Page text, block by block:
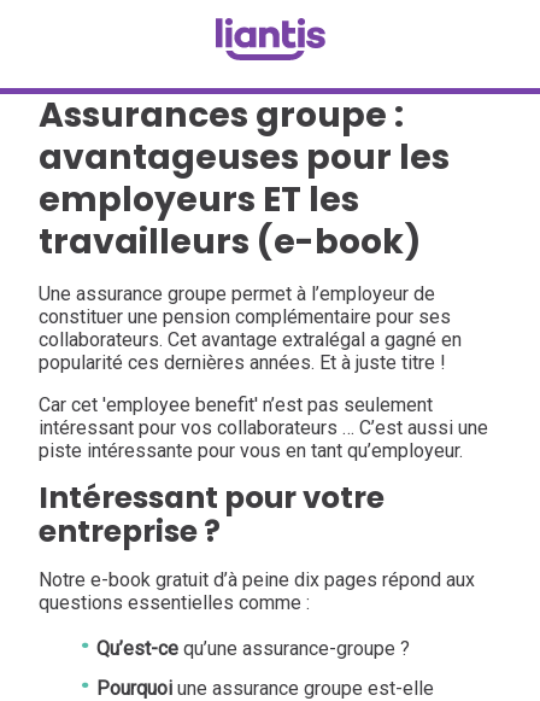
Assurances groupe :
avantageuses pour les
employeurs ET les
travailleurs (e-book)
Une assurance groupe permet à l’employeur de
constituer une pension complémentaire pour ses
collaborateurs. Cet avantage extralégal a gagné en
popularité ces dernières années. Et à juste titre !
Car cet 'employee benefit' n’est pas seulement
intéressant pour vos collaborateurs … C’est aussi une
piste intéressante pour vous en tant qu’employeur.
Intéressant pour votre
entreprise ?
Notre e-book gratuit d’à peine dix pages répond aux
questions essentielles comme :
Qu’est-ce qu’une assurance-groupe ?
Pourquoi une assurance groupe est-elle